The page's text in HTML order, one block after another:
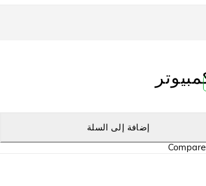
إضافة إلى السلة
Compare